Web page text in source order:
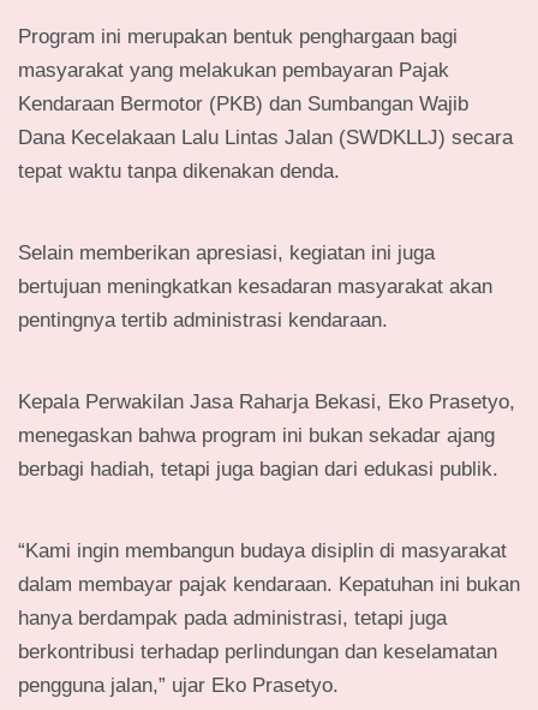
Program ini merupakan bentuk penghargaan bagi
masyarakat yang melakukan pembayaran Pajak
Kendaraan Bermotor (PKB) dan Sumbangan Wajib
Dana Kecelakaan Lalu Lintas Jalan (SWDKLLJ) secara
tepat waktu tanpa dikenakan denda.
Selain memberikan apresiasi, kegiatan ini juga
bertujuan meningkatkan kesadaran masyarakat akan
pentingnya tertib administrasi kendaraan.
Kepala Perwakilan Jasa Raharja Bekasi, Eko Prasetyo,
menegaskan bahwa program ini bukan sekadar ajang
berbagi hadiah, tetapi juga bagian dari edukasi publik.
“Kami ingin membangun budaya disiplin di masyarakat
dalam membayar pajak kendaraan. Kepatuhan ini bukan
hanya berdampak pada administrasi, tetapi juga
berkontribusi terhadap perlindungan dan keselamatan
pengguna jalan,” ujar Eko Prasetyo.